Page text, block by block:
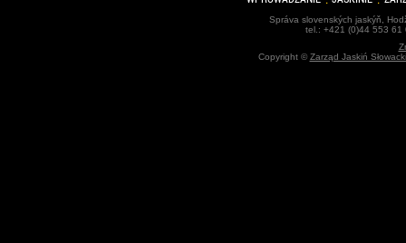
Správa slovenských jaskýň,
tel.: +421 (0)44 553
Copyright ©Zarząd Jaskiń